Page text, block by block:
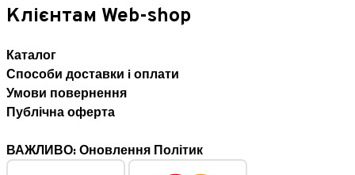
Клієнтам Web-shop
Каталог
Способи доставки i оплати
Умови повернення
Публічна оферта
ВАЖЛИВО: Оновлення Політик